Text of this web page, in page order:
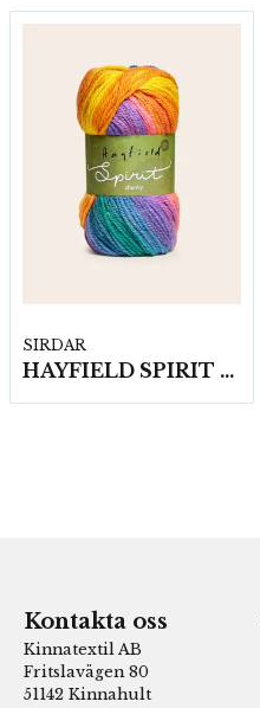
SIRDAR
HAYFIELD SPIRIT CHUNKY, 100G
Kontakta oss
Kinnatextil AB
Fritslavägen 80
51142 Kinnahult